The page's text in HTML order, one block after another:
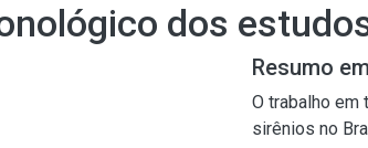
dos
Resumo
O trabalho
sirênios no